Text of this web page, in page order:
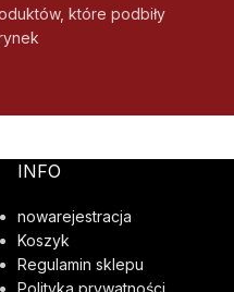
które podbiły
INFO
nowarejestracja
Koszyk
Regulamin sklepu